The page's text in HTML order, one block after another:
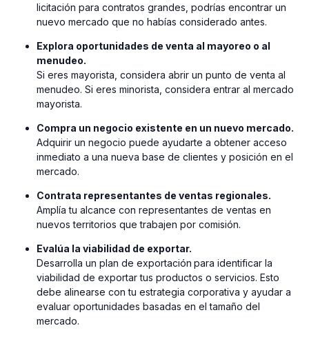
licitación para contratos grandes, podrías encontrar un
nuevo mercado que no habías considerado antes.
Explora oportunidades de venta al mayoreo o al
menudeo.
Si eres mayorista, considera abrir un punto de venta al
menudeo. Si eres minorista, considera entrar al mercado
mayorista.
Compra un negocio existente en un nuevo mercado.
Adquirir un negocio puede ayudarte a obtener acceso
inmediato a una nueva base de clientes y posición en el
mercado.
Contrata representantes de ventas regionales.
Amplía tu alcance con representantes de ventas en
nuevos territorios que trabajen por comisión.
Evalúa la viabilidad de exportar.
Desarrolla un plan de exportación para identificar la
viabilidad de exportar tus productos o servicios. Esto
debe alinearse con tu estrategia corporativa y ayudar a
evaluar oportunidades basadas en el tamaño del
mercado.